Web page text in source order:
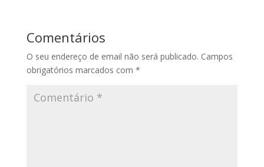
Comentários
O seu endereço de email não será publicado. Campos
obrigatórios marcados com *